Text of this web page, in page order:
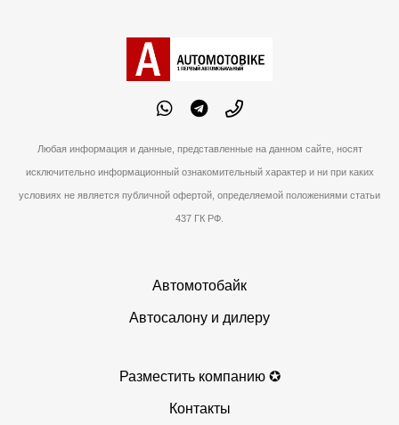
Любая информация и данные, представленные на данном сайте, носят
исключительно информационный ознакомительный характер и ни при каких
условиях не является публичной офертой, определяемой положениями статьи
437 ГК РФ.
Автомотобайк
Автосалону и дилеру
Разместить компанию ✪
Контакты